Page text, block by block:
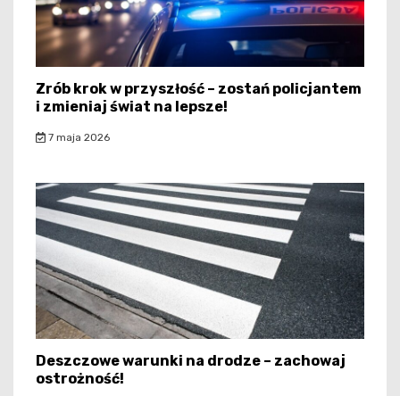
Zrób krok w przyszłość – zostań policjantem
i zmieniaj świat na lepsze!
7 maja 2026
Deszczowe warunki na drodze – zachowaj
ostrożność!